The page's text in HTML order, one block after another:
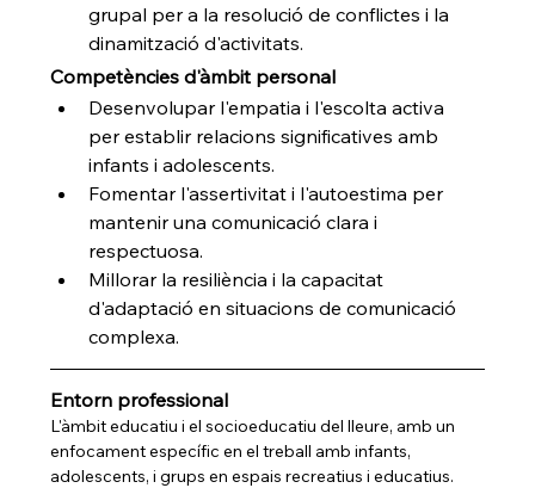
grupal per a la resolució de conflictes i la
dinamització d'activitats.
Competències d'àmbit personal
Desenvolupar l'empatia i l'escolta activa
per establir relacions significatives amb
infants i adolescents.
Fomentar l'assertivitat i l'autoestima per
mantenir una comunicació clara i
respectuosa.
Millorar la resiliència i la capacitat
d'adaptació en situacions de comunicació
complexa.
Entorn professional
L'àmbit educatiu i el socioeducatiu del lleure, amb un
enfocament específic en el treball amb infants,
adolescents, i grups en espais recreatius i educatius.